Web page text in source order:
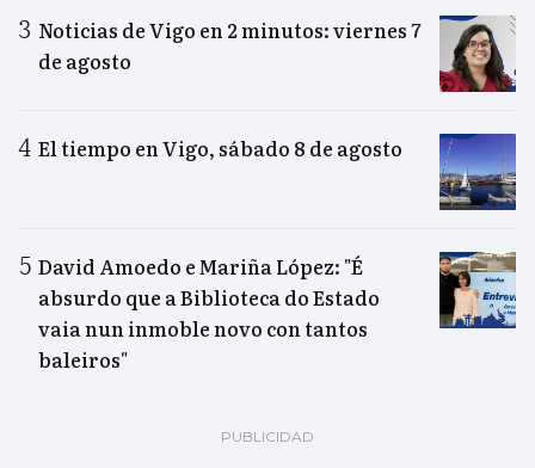
Noticias de Vigo en 2 minutos: viernes 7
de agosto
El tiempo en Vigo, sábado 8 de agosto
David Amoedo e Mariña López: "É
absurdo que a Biblioteca do Estado
vaia nun inmoble novo con tantos
baleiros"